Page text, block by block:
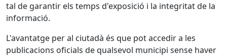
tal de garantir els temps d'exposició i la integritat de la
informació.
L'avantatge per al ciutadà és que pot accedir a les
publicacions oficials de qualsevol municipi sense haver